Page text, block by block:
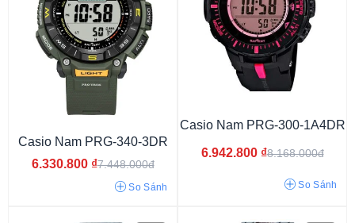
Kim - điện tử
Casio Nam PRG-340-3DR
6.330.800 ₫7.448.000đ
So Sánh
Casio Nam PRG-300-1A4DR
6.942.800 ₫8.168.000đ
So Sánh